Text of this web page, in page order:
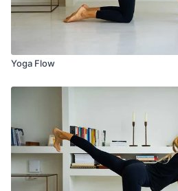
Yoga Flow